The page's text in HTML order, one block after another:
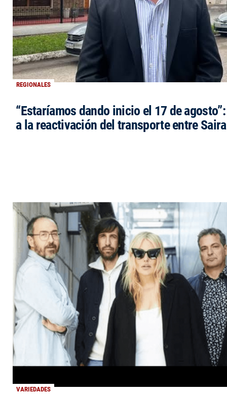
REGIONALES
“Estaríamos dando inicio el 17 de
a la reactivación del transporte entre
VARIEDADES